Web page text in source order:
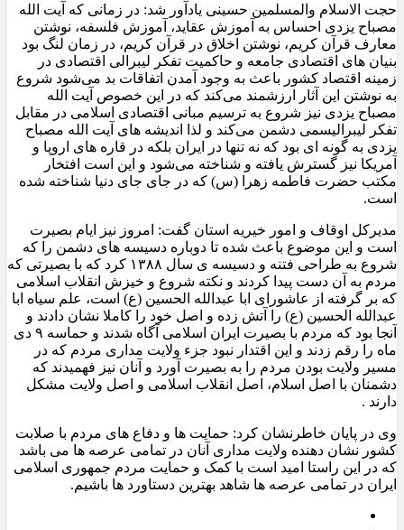
حجت الاسلام والمسلمین حسینی یادآور شد: در زمانی که آیت الله
مصباح یزدی احساس به آموزش عقاید، آموزش فلسفه، نوشتن
معارف قرآن کریم، نوشتن اخلاق در قرآن کریم، در زمان لنگ بود
بنیان های اقتصادی جامعه و حاکمیت تفکر لیبرالی اقتصادی در
زمینه اقتصاد کشور باعث به وجود آمدن اتفاقات بد می‌شود شروع
به نوشتن این آثار ارزشمند می‌کند که در این خصوص آیت الله
مصباح یزدی نیز شروع به ترسیم مبانی اقتصادی اسلامی در مقابل
تفکر لیبرالیسمی دشمن می‌کند و لذا اندیشه های آیت الله مصباح
یزدی به گونه ای بود که نه تنها در ایران بلکه در قاره های اروپا و
آمریکا نیز گسترش یافته و شناخته می‌شود و این است افتخار
مکتب حضرت فاطمه زهرا (س) که در جای جای دنیا شناخته شده
است.
مدیرکل اوقاف و امور خیریه استان گفت: امروز نیز ایام بصیرت
است و این موضوع باعث شده تا دوباره دسیسه های دشمن را که
شروع به طراحی فتنه و دسیسه ی سال ۱۳۸۸ کرد که با بصیرتی که
مردم به آن دست پیدا کردند و نکته شروع و خیزش انقلاب اسلامی
که بر گرفته از عاشورای ابا عبدالله الحسین (ع) است، علم سیاه ابا
عبدالله الحسین (ع) را آتش زده و اصل خود را کاملا نشان دادند و
آنجا بود که مردم با بصیرت ایران اسلامی آگاه‌ شدند و حماسه ۹ دی
ماه را رقم زدند و این اقتدار نبود جزء ولایت مداری مردم که در
مسیر ولایت بودن مردم را به بصیرت آورد و آنان نیز فهمیدند که
دشمنان با اصل اسلام، اصل انقلاب اسلامی و اصل ولایت مشکل
دارند .
وی در پایان خاطرنشان کرد: حمایت ها و دفاع های مردم با صلابت
کشور نشان دهنده ولایت مداری آنان در تمامی عرصه ها می باشد
که در این راستا امید است با کمک و حمایت مردم جمهوری اسلامی
ایران در تمامی عرصه ها شاهد بهترین دستاورد ها باشیم.